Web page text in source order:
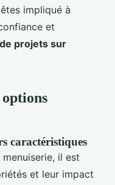
impliqué à
et
projets sur
caractéristiques
il est
et leur impact